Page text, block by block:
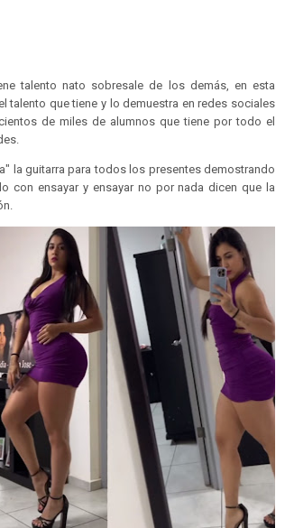
talento nato sobresale de los demás, en esta
talento que tiene y lo demuestra en redes sociales
de miles de alumnos que tiene por todo el
la guitarra para todos los presentes demostrando
con ensayar y ensayar no por nada dicen que la